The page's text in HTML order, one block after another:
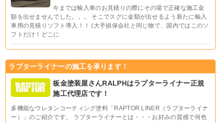
今までは輸入車のお見積りの際にその場で正確な施工金
額を出せませんでした。。。 そこでスグに金額が出せるよう新たに輸入
車用の見積りソフト導入！！ (大手損保会社と同じ物で、国内ではこのソ
フトだけ！どこに
ラプターライナーの施工を承ります！
板金塗装屋さんRALPHはラプターライナー正規
施工代理店です！
多機能なウレタンコーティング塗料「RAPTOR LINER（ラプターライナ
ー）」のご紹介です。 ラプターライナーとは・・・お好みの質感で何色